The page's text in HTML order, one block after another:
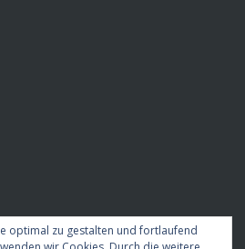
optimal zu gestalten und fortlaufend